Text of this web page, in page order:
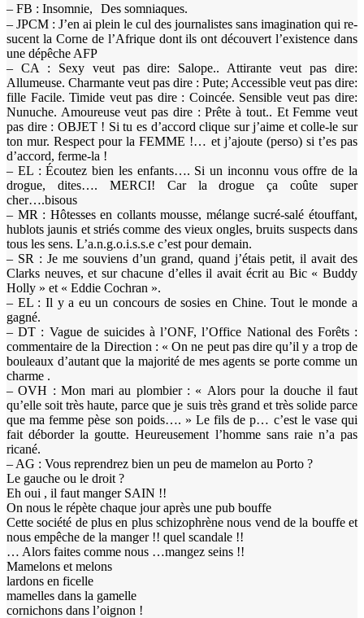
– FB : Insomnie, Des somniaques.
– JPCM : J’en ai plein le cul des journalistes sans imagination qui re-
sucent la Corne de l’Afrique dont ils ont découvert l’existence dans
une dépêche AFP
– CA : Sexy veut pas dire: Salope.. Attirante veut pas dire:
Allumeuse. Charmante veut pas dire : Pute; Accessible veut pas dire:
fille Facile. Timide veut pas dire : Coincée. Sensible veut pas dire:
Nunuche. Amoureuse veut pas dire : Prête à tout.. Et Femme veut
pas dire : OBJET ! Si tu es d’accord clique sur j’aime et colle-le sur
ton mur. Respect pour la FEMME !… et j’ajoute (perso) si t’es pas
d’accord, ferme-la !
– EL : Écoutez bien les enfants…. Si un inconnu vous offre de la
drogue, dites…. MERCI! Car la drogue ça coûte super
cher….bisous
– MR : Hôtesses en collants mousse, mélange sucré-salé étouffant,
hublots jaunis et striés comme des vieux ongles, bruits suspects dans
tous les sens. L’a.n.g.o.i.s.s.e c’est pour demain.
– SR : Je me souviens d’un grand, quand j’étais petit, il avait des
Clarks neuves, et sur chacune d’elles il avait écrit au Bic « Buddy
Holly » et « Eddie Cochran ».
– EL : Il y a eu un concours de sosies en Chine. Tout le monde a
gagné.
– DT : Vague de suicides à l’ONF, l’Office National des Forêts :
commentaire de la Direction : « On ne peut pas dire qu’il y a trop de
bouleaux d’autant que la majorité de mes agents se porte comme un
charme .
– OVH : Mon mari au plombier : « Alors pour la douche il faut
qu’elle soit très haute, parce que je suis très grand et très solide parce
que ma femme pèse son poids…. » Le fils de p… c’est le vase qui
fait déborder la goutte. Heureusement l’homme sans raie n’a pas
ricané.
– AG : Vous reprendrez bien un peu de mamelon au Porto ?
Le gauche ou le droit ?
Eh oui , il faut manger SAIN !!
On nous le répète chaque jour après une pub bouffe
Cette société de plus en plus schizophrène nous vend de la bouffe et
nous empêche de la manger !! quel scandale !!
… Alors faites comme nous …mangez seins !!
Mamelons et melons
lardons en ficelle
mamelles dans la gamelle
cornichons dans l’oignon !